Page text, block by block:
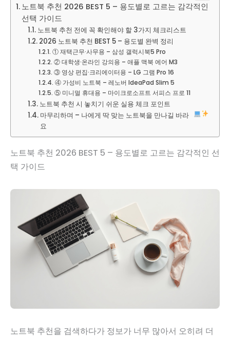
노트북 추천 2026 BEST 5 – 용도별로 고르는 감각적인
선택 가이드
노트북 추천 전에 꼭 확인해야 할 3가지 체크리스트
2026 노트북 추천 BEST 5 – 용도별 완벽 정리
① 재택근무·사무용 – 삼성 갤럭시북5 Pro
② 대학생·온라인 강의용 – 애플 맥북 에어 M3
③ 영상 편집·크리에이터용 – LG 그램 Pro 16
④ 가성비 노트북 – 레노버 IdeaPad Slim 5
⑤ 미니멀 휴대용 – 마이크로소프트 서피스 프로 11
노트북 추천 시 놓치기 쉬운 실용 체크 포인트
마무리하며 – 나에게 딱 맞는 노트북을 만나길 바라
요
노트북 추천 2026 BEST 5 – 용도별로 고르는 감각적인 선
택 가이드
노트북 추천을 검색하다가 정보가 너무 많아서 오히려 더